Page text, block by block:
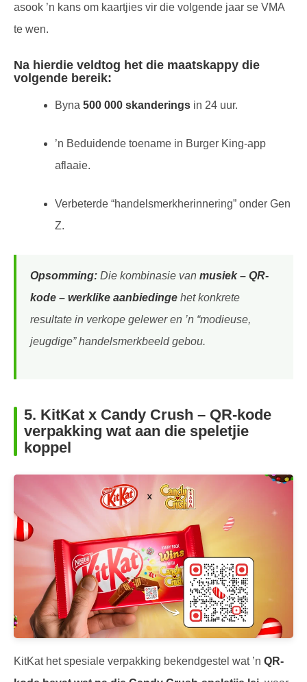
asook ’n kans om kaartjies vir die volgende jaar se VMA
te wen.
Na hierdie veldtog het die maatskappy die
volgende bereik:
Byna 500 000 skanderings in 24 uur.
’n Beduidende toename in Burger King-app
aflaaie.
Verbeterde “handelsmerkherinnering” onder Gen
Z.
Opsomming: Die kombinasie van musiek – QR-
kode – werklike aanbiedinge het konkrete
resultate in verkope gelewer en ’n “modieuse,
jeugdige” handelsmerkbeeld gebou.
5. KitKat x Candy Crush – QR-kode
verpakking wat aan die speletjie
koppel
KitKat het spesiale verpakking bekendgestel wat ’n QR-